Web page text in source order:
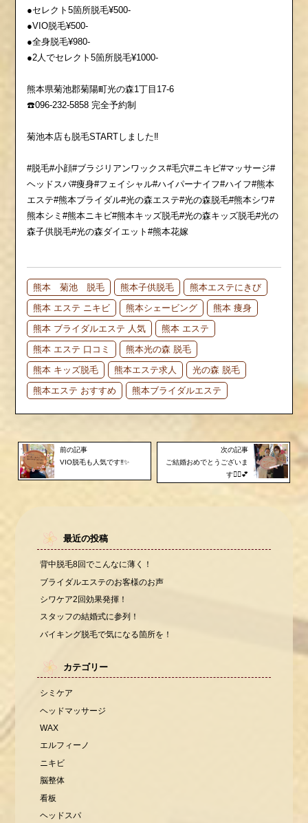
●セレクト5箇所脱毛¥500-
●VIO脱毛¥500-
●全身脱毛¥980-
●2人でセレクト5箇所脱毛¥1000-
熊本県菊池郡菊陽町光の森1丁目17-6
☎️096-232-5858 完全予約制
菊池本店も脱毛STARTしました‼️
#脱毛#小顔#ブラジリアンワックス#毛穴#ニキビ#マッサージ#
ヘッドスパ#痩身#フェイシャル#ハイパーナイフ#ハイフ#熊本
エステ#熊本ブライダル#光の森エステ#光の森脱毛#熊本シワ#
熊本シミ#熊本ニキビ#熊本キッズ脱毛#光の森キッズ脱毛#光の
森子供脱毛#光の森ダイエット#熊本花嫁
熊本 菊池 脱毛 熊本子供脱毛
熊本エステにきび
熊本 エステ ニキビ
熊本シェービング
熊本 痩身
熊本 ブライダルエステ 人気
熊本 エステ
熊本 エステ 口コミ
熊本光の森 脱毛
熊本 キッズ脱毛
熊本エステ求人
光の森 脱毛
熊本エステ おすすめ
熊本ブライダルエステ
前の記事
VIO脱毛も人気です‼️✨
次の記事
ご結婚おめでとうございま
す👰‍♀️💕
最近の投稿
背中脱毛8回でこんなに薄く！
ブライダルエステのお客様のお声
シワケア2回効果発揮！
スタッフの結婚式に参列！
バイキング脱毛で気になる箇所を！
カテゴリー
シミケア
ヘッドマッサージ
WAX
エルフィーノ
ニキビ
脳整体
看板
ヘッドスパ